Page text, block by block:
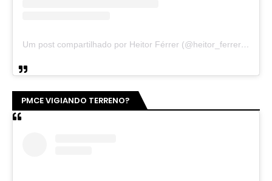
Um post compartilhado por Heitor Férrer (@heitor_ferrer77)
PMCE VIGIANDO TERRENO?